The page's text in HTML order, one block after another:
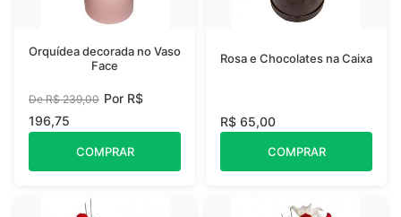
Orquídea decorada no Vaso
Face
De R$ 239,00 Por R$
196,75
COMPRAR
Rosa e Chocolates na Caixa
R$ 65,00
COMPRAR